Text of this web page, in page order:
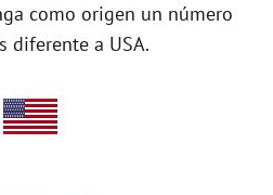
como origen un número
diferente a USA.